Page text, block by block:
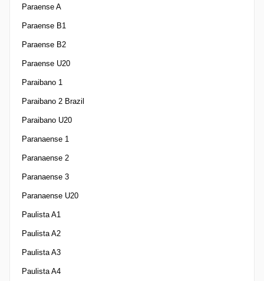
Paraense A
Paraense B1
Paraense B2
Paraense U20
Paraibano 1
Paraibano 2 Brazil
Paraibano U20
Paranaense 1
Paranaense 2
Paranaense 3
Paranaense U20
Paulista A1
Paulista A2
Paulista A3
Paulista A4